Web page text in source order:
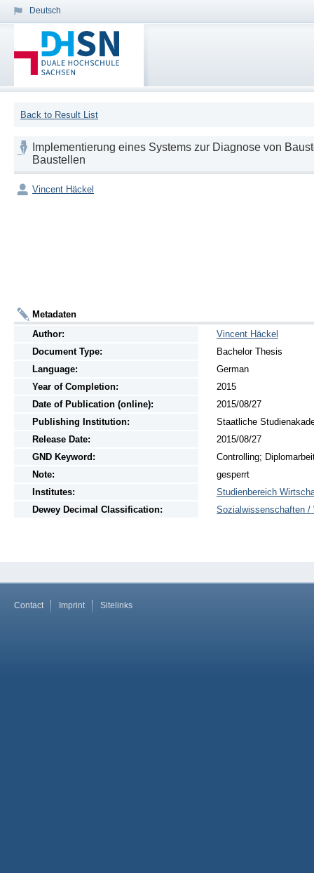
Deutsch
Back to Result List
Implementierung eines Systems zur Diagnose von
Baustellen
Vincent Häckel
Metadaten
Author:
Vincent Häckel
Document Type:
Bachelor Thesis
Language:
German
Year of Completion:
2015
Date of Publication (online):
2015/08/27
Publishing Institution:
Staatliche
Release Date:
2015/08/27
GND Keyword:
Controlling;
Note:
gesperrt
Institutes:
Studienbereich
Dewey Decimal Classification:
Sozialwissenschaften
Contact Imprint Sitelinks